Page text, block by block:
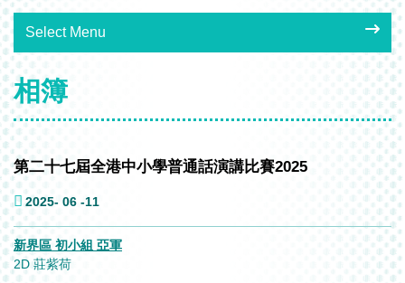
Select Menu
相簿
第二十七屆全港中小學普通話演講比賽2025
2025- 06 -11
新界區 初小組 亞軍
2D 莊紫荷